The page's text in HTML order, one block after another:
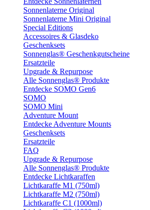
Sonnenlaterne Original
Sonnenlaterne Mini Original
Special Editions
Accessoires & Glasdeko
Geschenksets
Sonnenglas® Geschenkgutscheine
Ersatzteile
Upgrade & Repurpose
Alle Sonnenglas® Produkte
Entdecke SOMO Gen6
SOMO
SOMO Mini
Adventure Mount
Entdecke Adventure Mounts
Geschenksets
Ersatzteile
FAQ
Upgrade & Repurpose
Alle Sonnenglas® Produkte
Entdecke Lichtkaraffen
Lichtkaraffe M1 (750ml)
Lichtkaraffe M2 (750ml)
Lichtkaraffe C1 (1000ml)